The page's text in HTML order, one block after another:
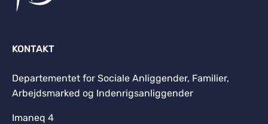
KONTAKT
Departementet for Sociale Anliggender, Familier,
Arbejdsmarked og Indenrigsanliggender
Imaneq 4